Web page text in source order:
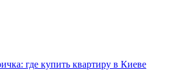
где купить квартиру в Киеве